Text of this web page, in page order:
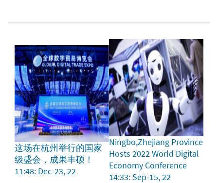
这场在杭州举行的国家
级盛会，成果丰硕！
11:48: Dec-23, 22
Ningbo,Zhejiang Province
Hosts 2022 World Digital
Economy Conference
14:33: Sep-15, 22